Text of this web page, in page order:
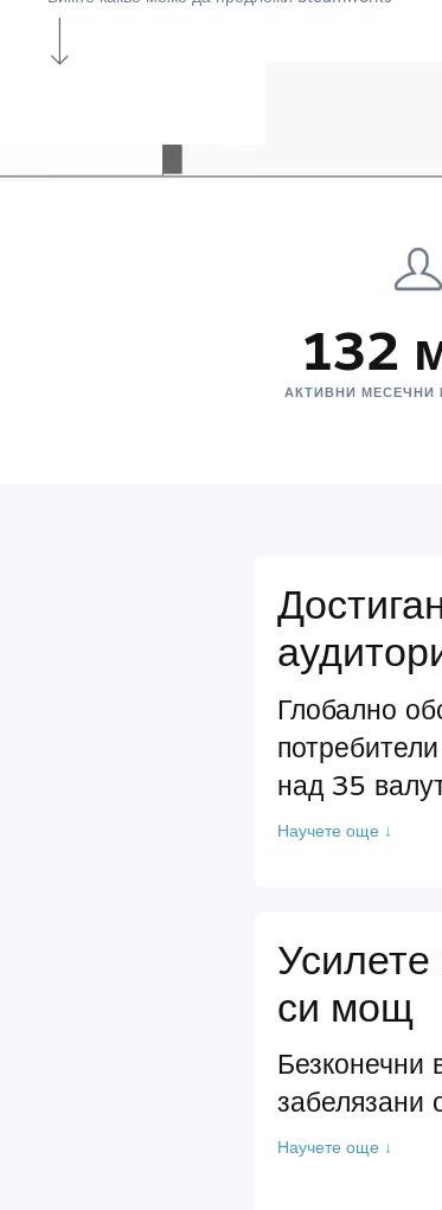
132
АКТИВНИ МЕСЕЧНИ
Глобално
над 35
Научете още ↓
Усилете
си мощ
Безконечни
забелязани
Научете още ↓